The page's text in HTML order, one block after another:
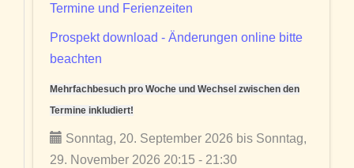
Termine und Ferienzeiten
Prospekt download - Änderungen online bitte
beachten
Mehrfachbesuch pro Woche und Wechsel zwischen den
Termine inkludiert!
Sonntag, 20. September 2026 bis Sonntag,
29. November 2026 20:15 - 21:30